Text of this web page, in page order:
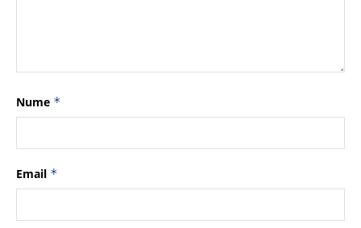
Nume *
Email *